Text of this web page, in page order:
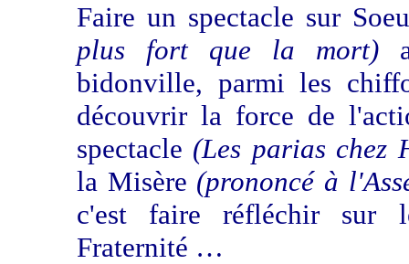
Faire un spectacle sur
plus fort que la mort)
bidonville, parmi les
découvrir la force de
spectacle (Les parias chez
la Misère (prononcé à
c'est faire réfléchir sur
Fraternité …